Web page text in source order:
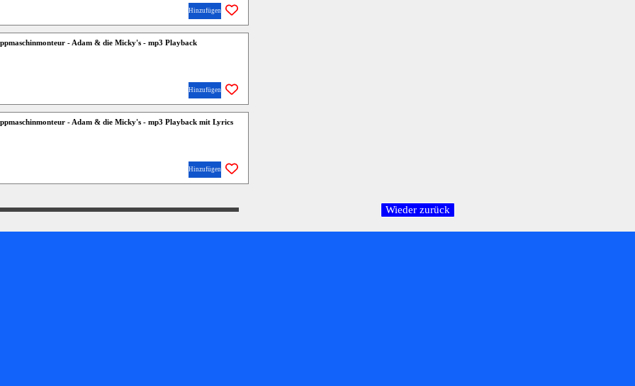
Hinzufügen
- Adam & die Micky's - mp3 Playback
Hinzufügen
- Adam & die Micky's - mp3 Playback mit Lyrics
Hinzufügen